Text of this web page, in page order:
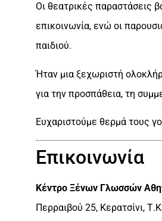
Οι θεατρικές παραστάσεις
επικοινωνία, ενώ οι
παιδιού.
Ήταν μια ξεχωριστή
για την προσπάθεια, τη
Ευχαριστούμε θερμά τους
Επικοινωνία
Κέντρο Ξένων Γλωσσών
Περραιβού 25, Κερατσίνι,